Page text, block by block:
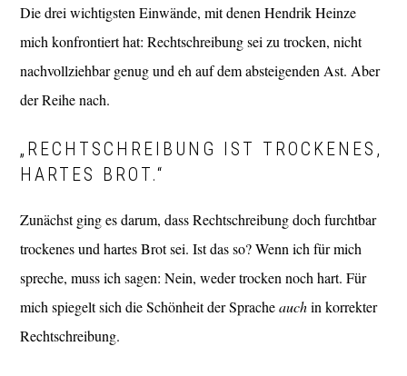
Die drei wichtigsten Einwände, mit denen Hendrik Heinze
mich konfrontiert hat: Rechtschreibung sei zu trocken, nicht
nachvollziehbar genug und eh auf dem absteigenden Ast. Aber
der Reihe nach.
„RECHTSCHREIBUNG IST TROCKENES,
HARTES BROT.“
Zunächst ging es darum, dass Rechtschreibung doch furchtbar
trockenes und hartes Brot sei. Ist das so? Wenn ich für mich
spreche, muss ich sagen: Nein, weder trocken noch hart. Für
mich spiegelt sich die Schönheit der Spracheauchin korrekter
Rechtschreibung.